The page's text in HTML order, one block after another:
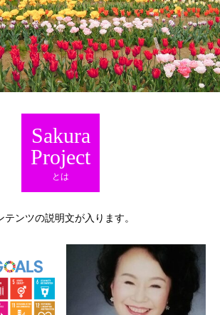
Sakura
Project
とは
ンツの説明文が入ります。